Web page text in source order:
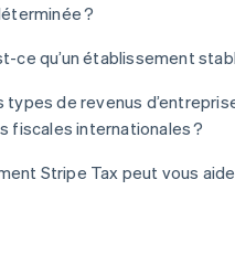
?
ce qu’un établissement
types de revenus
fiscales internationales ?
Stripe Tax peut vous